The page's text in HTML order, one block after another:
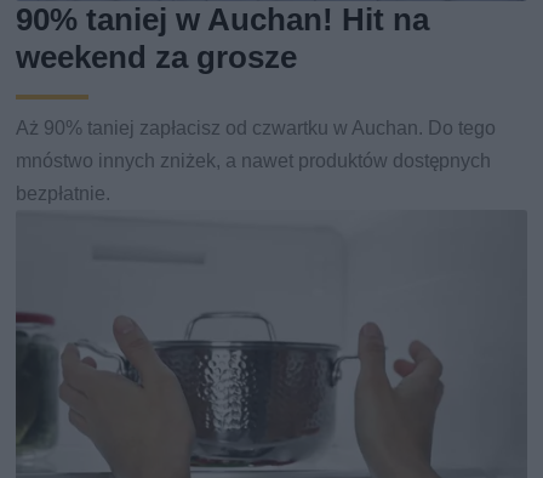
90% taniej w Auchan! Hit na
weekend za grosze
Aż 90% taniej zapłacisz od czwartku w Auchan. Do tego
mnóstwo innych zniżek, a nawet produktów dostępnych
bezpłatnie.